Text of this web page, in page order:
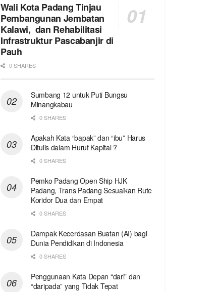
Wali Kota Padang Tinjau
Pembangunan Jembatan
Kalawi, dan Rehabilitasi
Infrastruktur Pascabanjir di
Pauh
0 SHARES
Sumbang 12 untuk Puti Bungsu
Minangkabau
0 SHARES
Apakah Kata “bapak” dan “ibu” Harus
Ditulis dalam Huruf Kapital ?
0 SHARES
Pemko Padang Open Ship HJK
Padang, Trans Padang Sesuaikan Rute
Koridor Dua dan Empat
0 SHARES
Dampak Kecerdasan Buatan (AI) bagi
Dunia Pendidikan di Indonesia
0 SHARES
Penggunaan Kata Depan “dari” dan
“daripada” yang Tidak Tepat